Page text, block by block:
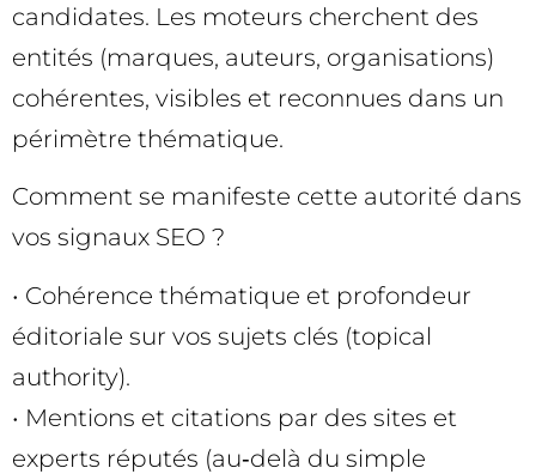
candidates. Les moteurs cherchent des
entités (marques, auteurs, organisations)
cohérentes, visibles et reconnues dans un
périmètre thématique.
Comment se manifeste cette autorité dans
vos signaux SEO ?
• Cohérence thématique et profondeur
éditoriale sur vos sujets clés (topical
authority).
• Mentions et citations par des sites et
experts réputés (au‑delà du simple